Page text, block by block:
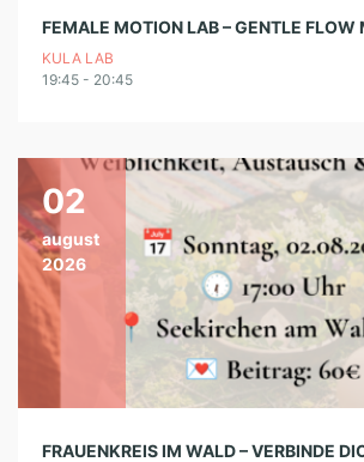
KULA LAB
19:45 - 20:45
02
august
2026